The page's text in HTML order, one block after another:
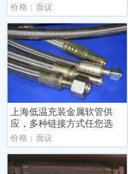
价格：面议
上海低温充装金属软管供
应，多种链接方式任您选
价格：面议